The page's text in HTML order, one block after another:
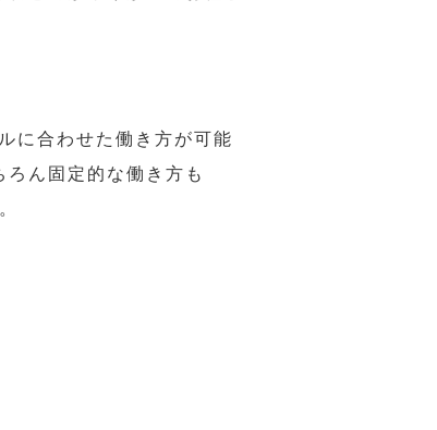
に合わせた働き方が可能
ん固定的な働き方も